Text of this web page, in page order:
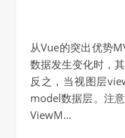
从Vue的突出优势MVVM，我们知道当model数据层的
数据发生变化时，
反之，当视图层
model数据层。注
ViewM…